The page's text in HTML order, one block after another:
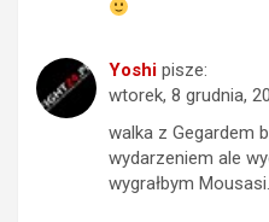
Yoshi pisze:
wtorek, 8 grudnia,
walka z Gegardem
wydarzeniem ale
wygrałbym Mousasi.